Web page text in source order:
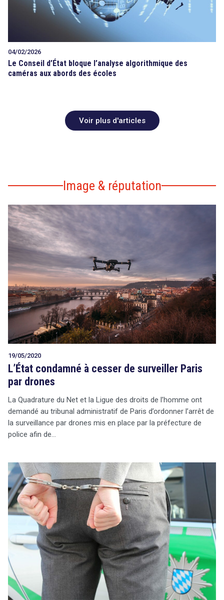
04/02/2026
Le Conseil d’État bloque l’analyse algorithmique des
caméras aux abords des écoles
Voir plus d'articles
Image & réputation
19/05/2020
L’État condamné à cesser de surveiller Paris
par drones
La Quadrature du Net et la Ligue des droits de l’homme ont
demandé au tribunal administratif de Paris d’ordonner l’arrêt de
la surveillance par drones mis en place par la préfecture de
police afin de…